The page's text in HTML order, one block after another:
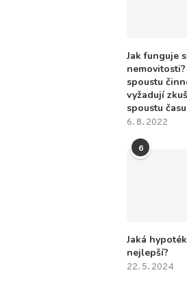
Jak funguje
spoustu
vyžadují
spoustu času
6. 8. 2022
6
Jaká
nejlepší?
22. 5. 2024